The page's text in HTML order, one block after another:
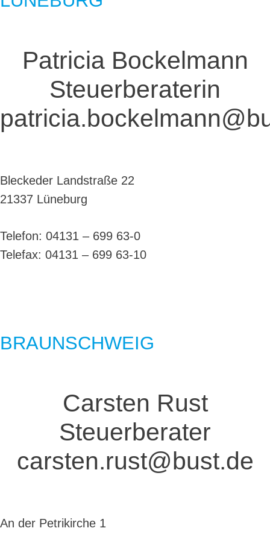
Patricia Bockelmann
Steuerberaterin
Bleckeder Landstraße 22
21337 Lüneburg
Telefon: 04131 – 699 63-0
Telefax: 04131 – 699 63-10
BRAUNSCHWEIG
Carsten Rust
Steuerberater
carsten.rust@bust.de
An der Petrikirche 1